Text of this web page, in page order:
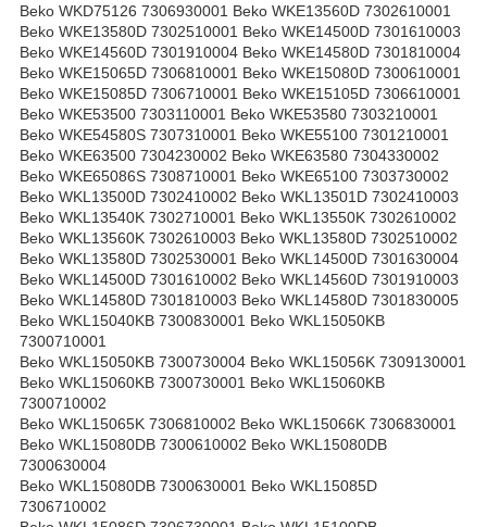
Beko WKD75126 7306930001 Beko WKE13560D 7302610001
Beko WKE13580D 7302510001 Beko WKE14500D 7301610003
Beko WKE14560D 7301910004 Beko WKE14580D 7301810004
Beko WKE15065D 7306810001 Beko WKE15080D 7300610001
Beko WKE15085D 7306710001 Beko WKE15105D 7306610001
Beko WKE53500 7303110001 Beko WKE53580 7303210001
Beko WKE54580S 7307310001 Beko WKE55100 7301210001
Beko WKE63500 7304230002 Beko WKE63580 7304330002
Beko WKE65086S 7308710001 Beko WKE65100 7303730002
Beko WKL13500D 7302410002 Beko WKL13501D 7302410003
Beko WKL13540K 7302710001 Beko WKL13550K 7302610002
Beko WKL13560K 7302610003 Beko WKL13580D 7302510002
Beko WKL13580D 7302530001 Beko WKL14500D 7301630004
Beko WKL14500D 7301610002 Beko WKL14560D 7301910003
Beko WKL14580D 7301810003 Beko WKL14580D 7301830005
Beko WKL15040KB 7300830001 Beko WKL15050KB
7300710001
Beko WKL15050KB 7300730004 Beko WKL15056K 7309130001
Beko WKL15060KB 7300730001 Beko WKL15060KB
7300710002
Beko WKL15065K 7306810002 Beko WKL15066K 7306830001
Beko WKL15080DB 7300610002 Beko WKL15080DB
7300630004
Beko WKL15080DB 7300630001 Beko WKL15085D
7306710002